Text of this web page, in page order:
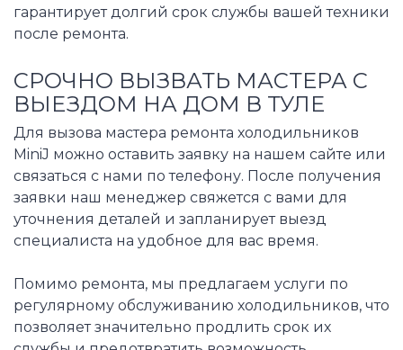
гарантирует долгий срок службы вашей техники
после ремонта.
СРОЧНО ВЫЗВАТЬ МАСТЕРА С
ВЫЕЗДОМ НА ДОМ В ТУЛЕ
Для вызова мастера ремонта холодильников
MiniJ можно оставить заявку на нашем сайте или
связаться с нами по телефону. После получения
заявки наш менеджер свяжется с вами для
уточнения деталей и запланирует выезд
специалиста на удобное для вас время.
Помимо ремонта, мы предлагаем услуги по
регулярному обслуживанию холодильников, что
позволяет значительно продлить срок их